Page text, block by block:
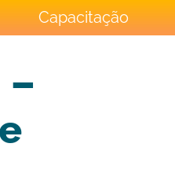
Capacitação
–